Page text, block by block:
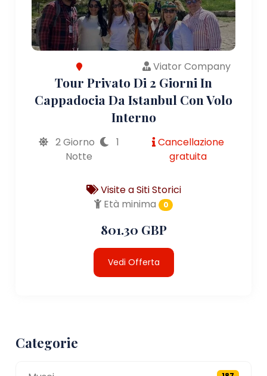
Viator Company
Tour Privato Di 2 Giorni In
Cappadocia Da Istanbul Con Volo
Interno
2 Giorno
1
Notte
Cancellazione
gratuita
Visite a Siti Storici
Età minima
0
801.30 GBP
Vedi Offerta
Categorie